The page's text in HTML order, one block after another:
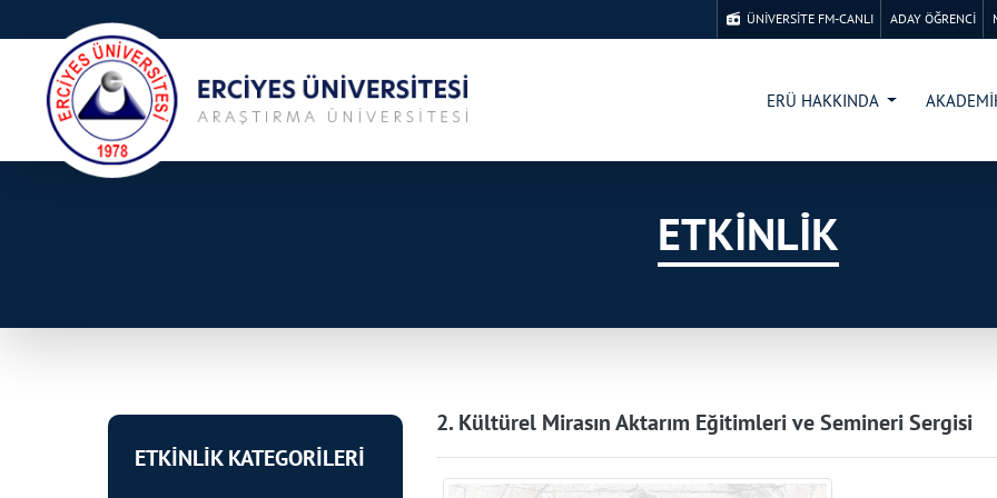
ÜNİVERSİTE FM-CANLI ADAY ÖĞRENCİ
ERÜ HAKKINDA
ETKİNLİK
ETKİNLİK KATEGORİLERİ
2. Kültürel Mirasın Aktarım Eğitimleri ve Semineri Sergisi